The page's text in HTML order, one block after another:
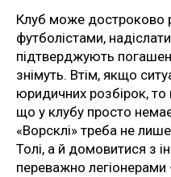
Клуб може достроково
футболістами,
підтверджують
знімуть. Втім, якщо
юридичних розбірок,
що у клубу просто
«Ворсклі» треба не
Толі, а й домовитися з
переважно легіонерами